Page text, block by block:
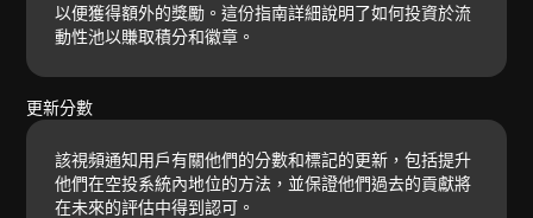
以便獲得額外的獎勵。這份指南詳細說明了如何投資於流
動性池以賺取積分和徽章。
更新分數
該視頻通知用戶有關他們的分數和標記的更新，包括提升
他們在空投系統內地位的方法，並保證他們過去的貢獻將
在未來的評估中得到認可。